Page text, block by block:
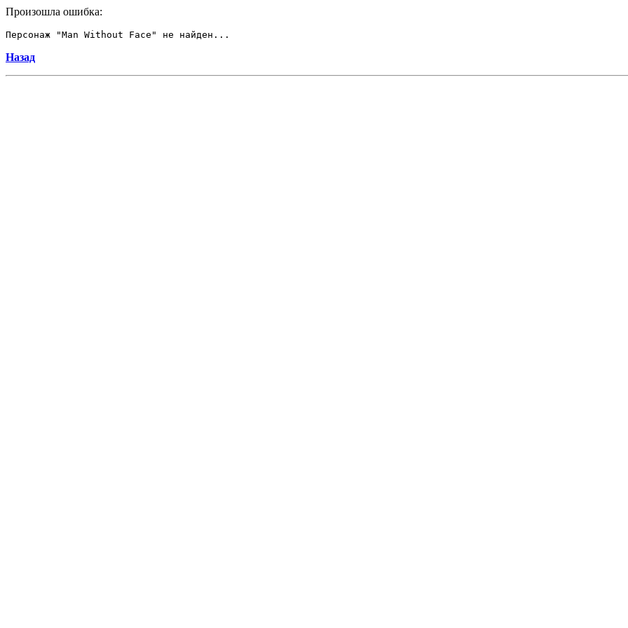
Произошла ошибка:
Персонаж "Man Without Face" не найден...
Назад